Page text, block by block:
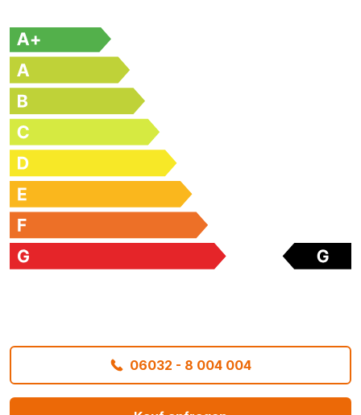
06032 - 8 004 004